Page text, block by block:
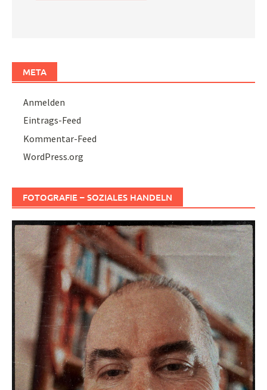
META
Anmelden
Eintrags-Feed
Kommentar-Feed
WordPress.org
FOTOGRAFIE – SOZIALES HANDELN